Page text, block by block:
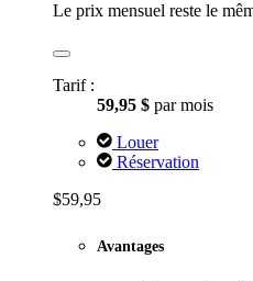
Le prix mensuel reste le
Tarif :
59,95 $ par mois
Louer
Réservation
$59,95
Avantages